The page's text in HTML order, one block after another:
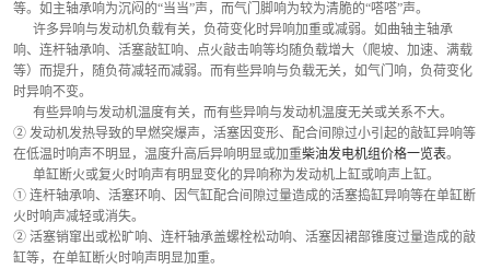
等。如主轴承响为沉闷的“当当”声，而气门脚响为较为清脆的“嗒嗒”声。
许多异响与发动机负载有关，负荷变化时异响加重或减弱。如曲轴主轴承
响、连杆轴承响、活塞敲缸响、点火敲击响等均随负载增大（爬坡、加速、满载
等）而提升，随负荷减轻而减弱。而有些异响与负载无关，如气门响，负荷变化
时异响不变。
有些异响与发动机温度有关，而有些异响与发动机温度无关或关系不大。
② 发动机发热导致的早燃突爆声，活塞因变形、配合间隙过小引起的敲缸异响等
在低温时响声不明显，温度升高后异响明显或加重柴油发电机组价格一览表。
单缸断火或复火时响声有明显变化的异响称为发动机上缸或响声上缸。
① 连杆轴承响、活塞环响、因气缸配合间隙过量造成的活塞捣缸异响等在单缸断
火时响声减轻或消失。
② 活塞销窜出或松旷响、连杆轴承盖螺栓松动响、活塞因裙部锥度过量造成的敲
缸等，在单缸断火时响声明显加重。